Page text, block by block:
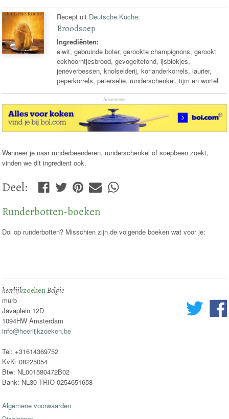
Recept uit Deutsche Küche:
Broodsoep
Ingrediënten:
eiwit, gebruinde boter, gerookte champignons, gerookt
eekhoorntjesbrood, gevogeltefond, ijsblokjes,
jeneverbessen, knolselderij, korianderkorrels, laurier,
peperkorrels, peterselie, runderschenkel, tijm en wortel
Advertentie
Wanneer je naar runderbeenderen, runderschenkel of soepbeen zoekt,
vinden we dit ingredient ook.
Deel:
Runderbotten-boeken
Dol op runderbotten? Misschien zijn de volgende boeken wat voor je:
heerlijkzoekenBelgië
murb
Javaplein 12D
1094HW Amsterdam
info@heerlijkzoeken.be
Tel: +31614369752
KvK: 08225054
Btw: NL001580472B02
Bank: NL30 TRIO 0254651658
Algemene voorwaarden